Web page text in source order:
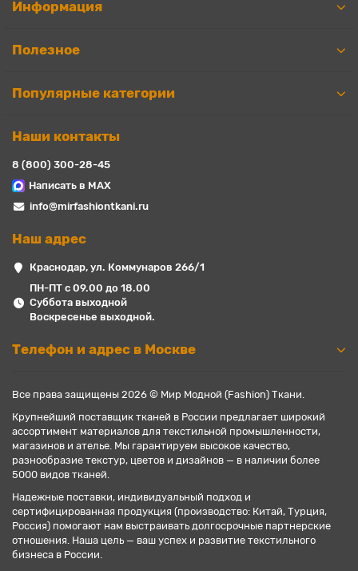
Информация
Полезное
Популярные категории
Наши контакты
8 (800) 300-28-45
Написать в MAX
info@mirfashiontkani.ru
Наш адрес
Краснодар, ул. Коммунаров 266/1
ПН-ПТ с 09.00 до 18.00
Суббота выходной
Воскресенье выходной.
Телефон и адрес в Москве
Все права защищены 2026 © Мир Модной (Fashion) Ткани.
Крупнейший поставщик тканей в России предлагает широкий
ассортимент материалов для текстильной промышленности,
магазинов и ателье. Мы гарантируем высокое качество,
разнообразие текстур, цветов и дизайнов — в наличии более
5000 видов тканей.
Надежные поставки, индивидуальный подход и
сертифицированная продукция (производство: Китай, Турция,
Россия) помогают нам выстраивать долгосрочные партнерские
отношения. Наша цель — ваш успех и развитие текстильного
бизнеса в России.